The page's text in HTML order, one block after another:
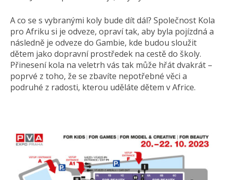
A co se s vybranými koly bude dít dál? Společnost Kola
pro Afriku si je odveze, opraví tak, aby byla pojízdná a
následně je odveze do Gambie, kde budou sloužit
dětem jako dopravní prostředek na cestě do školy.
Přinesení kola na veletrh vás tak může hřát dvakrát –
poprvé z toho, že se zbavíte nepotřebné věci a
podruhé z radosti, kterou uděláte dětem v Africe.